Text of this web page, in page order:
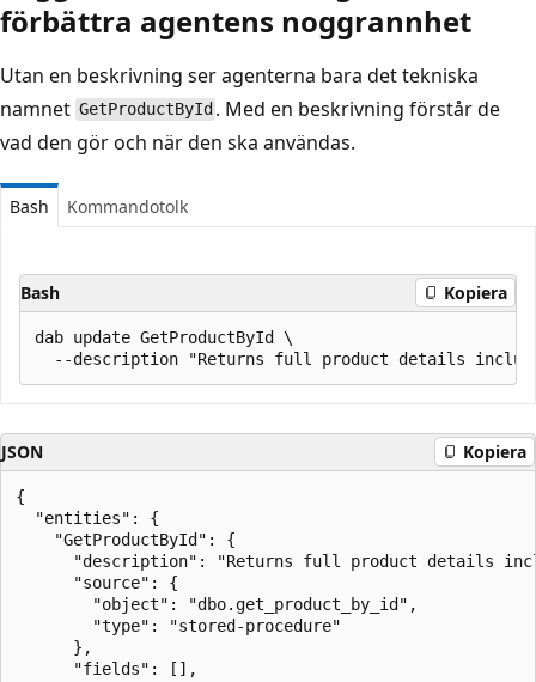
förbättra agentens noggrannhet
Utan en beskrivning ser agenterna bara det tekniska
namnet GetProductById . Med en beskrivning förstår de
vad den gör och när den ska användas.
Bash Kommandotolk
Bash Kopiera
dab update GetProductById \
JSON Kopiera
{
  "entities": {
    "GetProductById": {
"description": "Returns full product details
      "source": {
        "object": "dbo.get_product_by_id",
        "type": "stored-procedure"
      },
      "fields": [],